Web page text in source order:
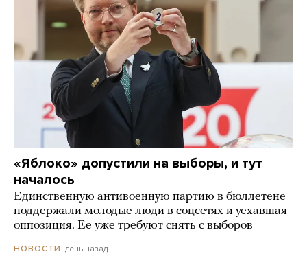
«Яблоко» допустили на выборы, и тут
началось
Единственную антивоенную партию в бюллетене
поддержали молодые люди в соцсетях и уехавшая
оппозиция. Ее уже требуют снять с выборов
НОВОСТИ день назад